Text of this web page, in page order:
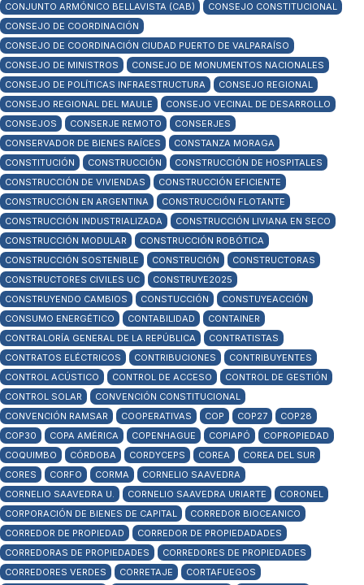
CONJUNTO ARMÓNICO BELLAVISTA (CAB)
CONSEJO CONSTITUCIONAL
CONSEJO DE COORDINACIÓN
CONSEJO DE COORDINACIÓN CIUDAD PUERTO DE VALPARAÍSO
CONSEJO DE MINISTROS
CONSEJO DE MONUMENTOS NACIONALES
CONSEJO DE POLÍTICAS INFRAESTRUCTURA
CONSEJO REGIONAL
CONSEJO REGIONAL DEL MAULE
CONSEJO VECINAL DE DESARROLLO
CONSEJOS
CONSERJE REMOTO
CONSERJES
CONSERVADOR DE BIENES RAÍCES
CONSTANZA MORAGA
CONSTITUCIÓN
CONSTRUCCIÓN
CONSTRUCCIÓN DE HOSPITALES
CONSTRUCCIÓN DE VIVIENDAS
CONSTRUCCIÓN EFICIENTE
CONSTRUCCIÓN EN ARGENTINA
CONSTRUCCIÓN FLOTANTE
CONSTRUCCIÓN INDUSTRIALIZADA
CONSTRUCCIÓN LIVIANA EN SECO
CONSTRUCCIÓN MODULAR
CONSTRUCCIÓN ROBÓTICA
CONSTRUCCIÓN SOSTENIBLE
CONSTRUCIÓN
CONSTRUCTORAS
CONSTRUCTORES CIVILES UC
CONSTRUYE2025
CONSTRUYENDO CAMBIOS
CONSTUCCIÓN
CONSTUYEACCIÓN
CONSUMO ENERGÉTICO
CONTABILIDAD
CONTAINER
CONTRALORÍA GENERAL DE LA REPÚBLICA
CONTRATISTAS
CONTRATOS ELÉCTRICOS
CONTRIBUCIONES
CONTRIBUYENTES
CONTROL ACÚSTICO
CONTROL DE ACCESO
CONTROL DE GESTIÓN
CONTROL SOLAR
CONVENCIÓN CONSTITUCIONAL
CONVENCIÓN RAMSAR
COOPERATIVAS COP COP27
COP28
COP30
COPA AMÉRICA COPENHAGUE COPIAPÓ
COPROPIEDAD
COQUIMBO
CÓRDOBA CORDYCEPS COREA
COREA DEL SUR
CORES
CORFO CORMA
CORNELIO SAAVEDRA
CORNELIO SAAVEDRA U.
CORNELIO SAAVEDRA URIARTE
CORONEL
CORPORACIÓN DE BIENES DE CAPITAL
CORREDOR BIOCEANICO
CORREDOR DE PROPIEDAD
CORREDOR DE PROPIEDADADES
CORREDORAS DE PROPIEDADES
CORREDORES DE PROPIEDADES
CORREDORES VERDES
CORRETAJE
CORTAFUEGOS